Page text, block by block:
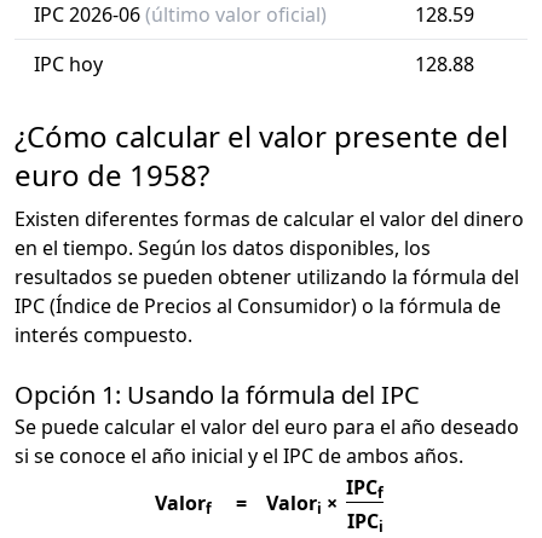
IPC 2026-06(último valor oficial)
128.59
IPC hoy
128.88
¿Cómo calcular el valor presente del
euro de 1958?
Existen diferentes formas de calcular el valor del dinero
en el tiempo. Según los datos disponibles, los
resultados se pueden obtener utilizando la fórmula del
IPC (Índice de Precios al Consumidor) o la fórmula de
interés compuesto.
Opción 1: Usando la fórmula del IPC
Se puede calcular el valor del euro para el año deseado
si se conoce el año inicial y el IPC de ambos años.
Valorf = Valori ×
IPCf
IPCi